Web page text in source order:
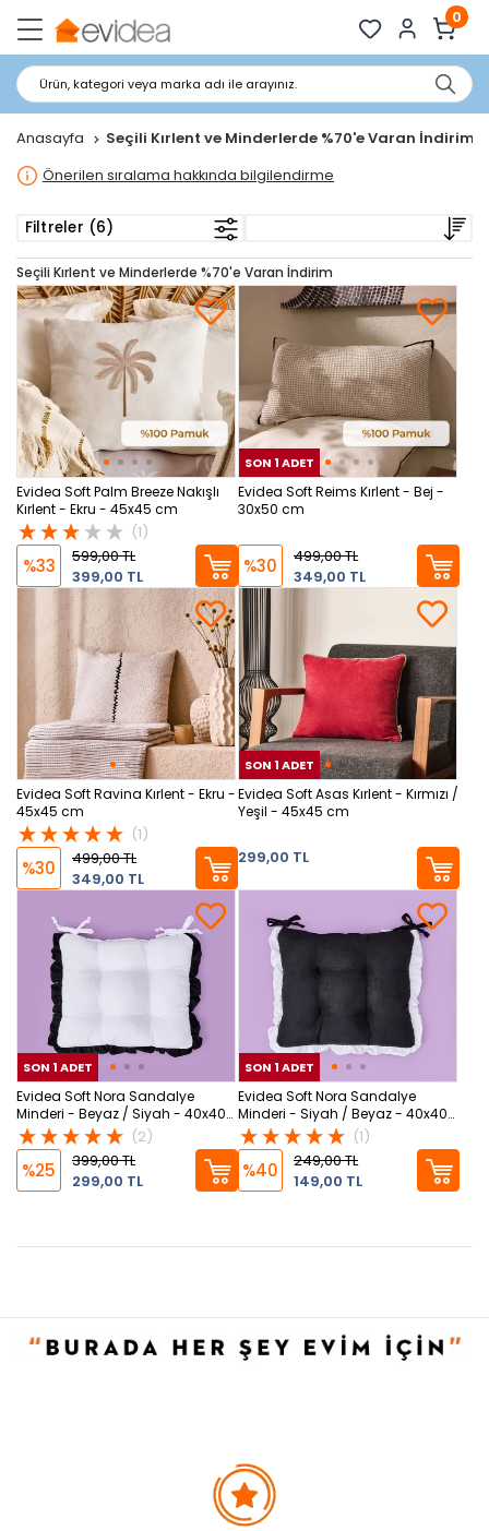
0
Ürün, kategori veya marka adı ile arayınız.
Anasayfa Seçili Kırlent ve Minderlerde %70'e Varan İndirim
Önerilen sıralama hakkında bilgilendirme
Filtreler (6)
Seçili Kırlent ve Minderlerde %70'e Varan İndirim
Evidea Soft Palm Breeze Nakışlı
Kırlent - Ekru - 45x45 cm
(1)
%33
599,00 TL
399,00 TL
SON 1 ADET
Evidea Soft Reims Kırlent - Bej -
30x50 cm
%30
499,00 TL
349,00 TL
Evidea Soft Ravina Kırlent - Ekru -
45x45 cm
(1)
%30
499,00 TL
349,00 TL
SON 1 ADET
Evidea Soft Asas Kırlent - Kırmızı /
Yeşil - 45x45 cm
299,00 TL
SON 1 ADET SON 1 ADET
Evidea Soft Nora Sandalye
Minderi - Beyaz / Siyah - 40x40
cm
(2)
%25
399,00 TL
299,00 TL
SON 1 ADET
Evidea Soft Nora Sandalye
Minderi - Siyah / Beyaz - 40x40
cm
(1)
%40
249,00 TL
149,00 TL